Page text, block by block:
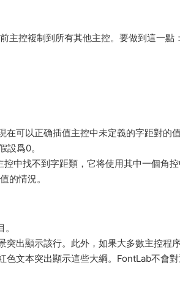
主控複制到所有其他主控。要做到這一點：
可以正确插值主控中未定義的字距對的
爲0。
中找不到字距類，它将使用其中一個角
的情況。
出顯示該行。此外，如果大多數主控程
文本突出顯示這些大綱。FontLab不會對